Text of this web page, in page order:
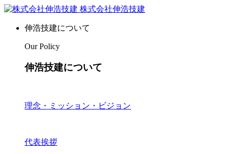
株式会社伸浩技建
伸浩技建について
Our Policy
伸浩技建について
理念・ミッション・ビジョン
代表挨拶